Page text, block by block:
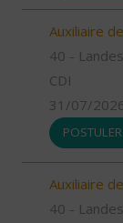
Auxiliaire
40 - Landes
CDI
31/07/
POSTULER
Auxiliaire
40 - Landes